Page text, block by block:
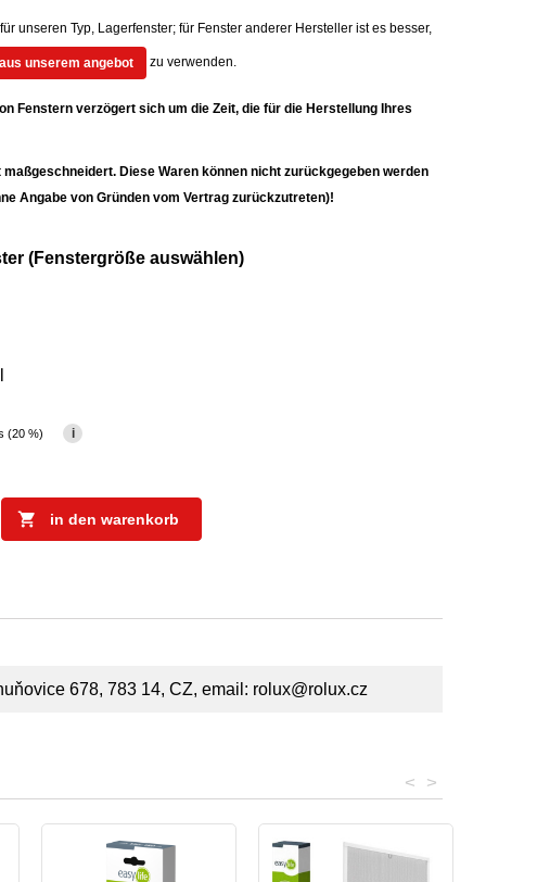
für unseren Typ, Lagerfenster; für Fenster anderer Hersteller ist es besser,
unserem angebot zu verwenden.
Fenstern verzögert sich um die Zeit, die für die Herstellung Ihres
Diese Waren können nicht zurückgegeben werden
Angabe von Gründen vom Vertrag zurückzutreten)!
(Fenstergröße auswählen)
(20 %) i
 in den warenkorb
678, 783 14, CZ, email: rolux@rolux.cz
>
<